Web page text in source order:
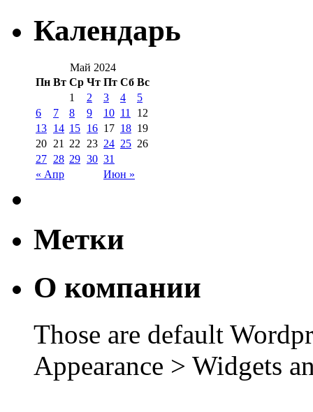
Календарь
Май 2024
Пн Вт Ср Чт Пт Сб Вс
« Апр Июн »
1 2 3 4
5
6
7 8 9 10 11
12
13 14 15 16 17 18 19
20 21 22 23 24 25 26
27 28 29 30 31
Метки
О компании
Those are default
Appearance > Widgets